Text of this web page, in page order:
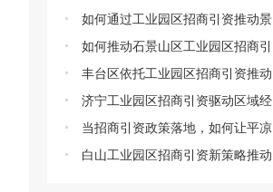
如何通过工业园区招商引资推动景
如何推动石景山区工业园区招商引
丰台区依托工业园区招商引资推动
济宁工业园区招商引资驱动区域经
当招商引资政策落地，如何让平凉
白山工业园区招商引资新策略推动